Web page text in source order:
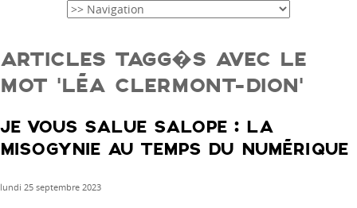
ARTICLES TAGG�S AVEC LE
MOT ‘LÉA CLERMONT-DION’
JE VOUS SALUE SALOPE : LA
MISOGYNIE AU TEMPS DU NUMÉRIQUE
lundi 25 septembre 2023